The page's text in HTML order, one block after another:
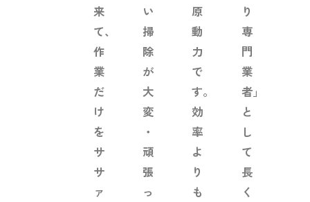
来
て、
作
業
だ
け
を
サ
サ
ァ
い
掃
除
が
大
変
・
頑
張
っ
原
動
力
で
す。
効
率
よ
り
も
り
専
門
業
者」
と
し
て
長
く